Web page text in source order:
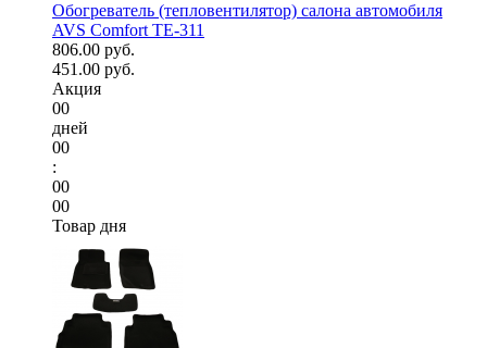
Обогреватель (тепловентилятор) салона автомобиля
AVS Comfort TE-311
806.00 руб.
451.00 руб.
Акция
00
дней
00
:
00
00
Товар дня